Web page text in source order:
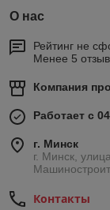
О нас
Рейтинг не
Менее 5
Компания
Работает с
г. Минск
г. Минск,
Контакты